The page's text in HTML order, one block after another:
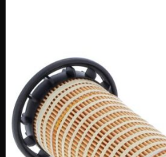
Menü